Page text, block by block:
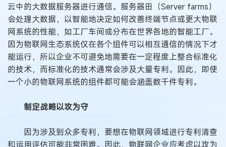
云中的大数据服务器进行通信。服务器田（Server farms）
会处理大数据，以智能地决定如何改善终端节点或更大物联
网系统的性能，如工厂车间或分布在世界各地的智能工厂。
因为物联网生态系统仅在各个组件可以相互通信的情况下才
能运行，所以企业不可避免地需要在一定程度上整合标准化
的技术，而标准化的技术通常会涉及大量专利。因此，即使
一个小的物联网系统的组件都可能会涵盖数千件专利。
制定战略以攻为守
因为涉及到众多专利，要想在物联网领域进行专利清查
和运用评估可能非常困难。因此，物联网企业应考虑以攻为